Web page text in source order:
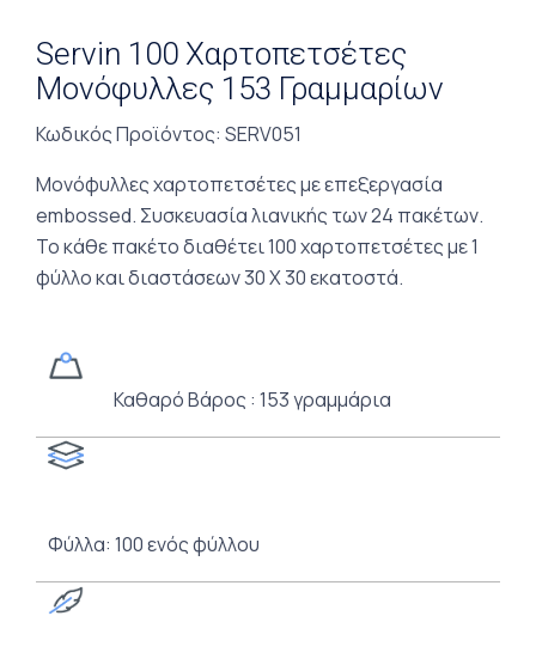
Servin 100 Χαρτοπετσέτες
Μονόφυλλες 153 Γραμμαρίων
Κωδικός Προϊόντος: SERV051
Μονόφυλλες χαρτοπετσέτες με επεξεργασία
embossed. Συσκευασία λιανικής των 24 πακέτων.
Το κάθε πακέτο διαθέτει 100 χαρτοπετσέτες με 1
φύλλο και διαστάσεων 30 Χ 30 εκατοστά.
Καθαρό Βάρος : 153 γραμμάρια
Φύλλα: 100 ενός φύλλου